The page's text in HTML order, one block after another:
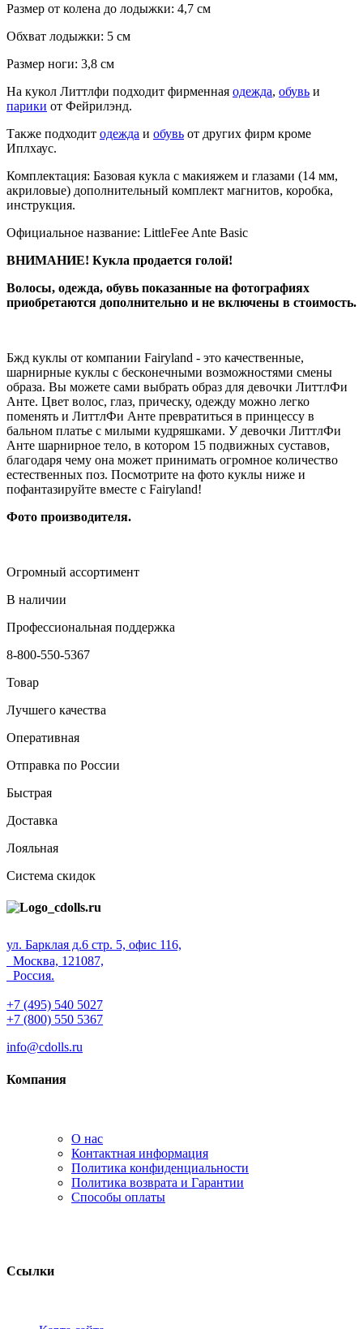
Размер от колена до лодыжки: 4,7 см
Обхват лодыжки: 5 см
Размер ноги: 3,8 см
На кукол Литтлфи подходит фирменная одежда, обувь и
парики от Фейрилэнд.
Также подходит одежда и обувь от других фирм кроме
Иплхаус.
Комплектация: Базовая кукла с макияжем и глазами (14 мм,
акриловые) дополнительный комплект магнитов, коробка,
инструкция.
Официальное название: LittleFee Ante Basic
ВНИМАНИЕ! Кукла продается голой!
Волосы, одежда, обувь показанные на фотографиях
приобретаются дополнительно и не включены в стоимость.
Бжд куклы от компании Fairyland - это качественные,
шарнирные куклы с бесконечными возможностями смены
образа. Вы можете сами выбрать образ для девочки ЛиттлФи
Анте. Цвет волос, глаз, прическу, одежду можно легко
поменять и ЛиттлФи Анте превратиться в принцессу в
бальном платье с милыми кудряшками. У девочки ЛиттлФи
Анте шарнирное тело, в котором 15 подвижных суставов,
благодаря чему она может принимать огромное количество
естественных поз. Посмотрите на фото куклы ниже и
пофантазируйте вместе с Fairyland!
Фото производителя.
Огромный ассортимент
В наличии
Профессиональная поддержка
8-800-550-5367
Товар
Лучшего качества
Оперативная
Отправка по России
Быстрая
Доставка
Лояльная
Система скидок
ул. Барклая д.6 стр. 5, офис 116,
Москва, 121087,
Россия.
+7 (495) 540 5027
+7 (800) 550 5367
info@cdolls.ru
Компания
О нас
Контактная информация
Политика конфиденциальности
Политика возврата и Гарантии
Способы оплаты
Ссылки